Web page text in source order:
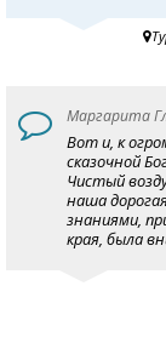
Маргарита
Вот и, к
сказочной
Чистый
наша
знаниями,
края, была